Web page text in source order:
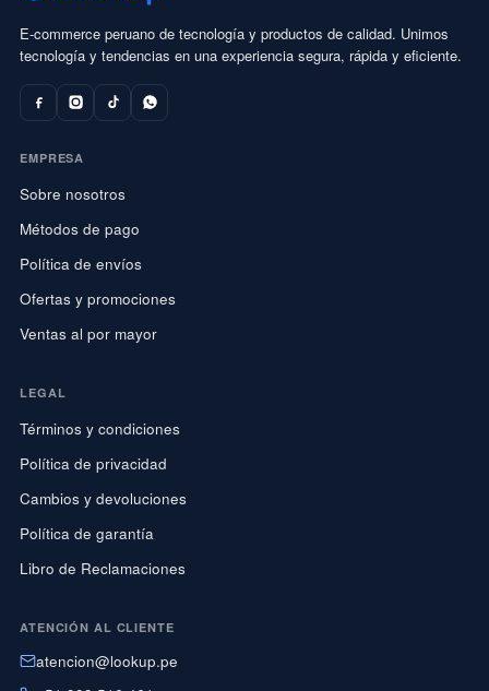
E-commerce peruano de tecnología y productos de calidad. Unimos
tecnología y tendencias en una experiencia segura, rápida y eficiente.
EMPRESA
Sobre nosotros
Métodos de pago
Política de envíos
Ofertas y promociones
Ventas al por mayor
LEGAL
Términos y condiciones
Política de privacidad
Cambios y devoluciones
Política de garantía
Libro de Reclamaciones
ATENCIÓN AL CLIENTE
atencion@lookup.pe